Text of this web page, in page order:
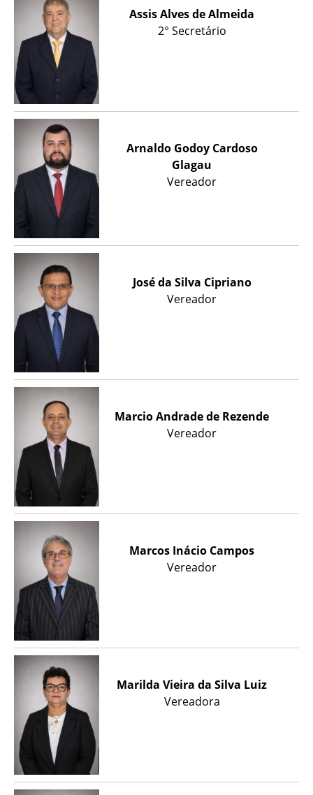
Assis Alves de Almeida
2° Secretário
Arnaldo Godoy Cardoso
Glagau
Vereador
José da Silva Cipriano
Vereador
Marcio Andrade de Rezende
Vereador
Marcos Inácio Campos
Vereador
Marilda Vieira da Silva Luiz
Vereadora